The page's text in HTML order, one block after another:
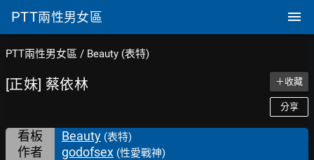
PTT兩性男女區
PTT兩性男女區 / Beauty (表特)
[正妹] 蔡依林 ＋收藏
分享
看板 Beauty (表特)
作者 godofsex (性愛戰神)